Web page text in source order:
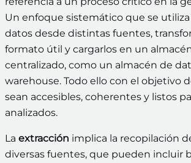
Un enfoque sistemático que se
datos desde distintas fuentes,
formato útil y cargarlos en un
centralizado, como un almacén de
warehouse. Todo ello con el objetivo
sean accesibles, coherentes y listos
analizados.
La extracción implica la recopilación
diversas fuentes, que pueden incluir